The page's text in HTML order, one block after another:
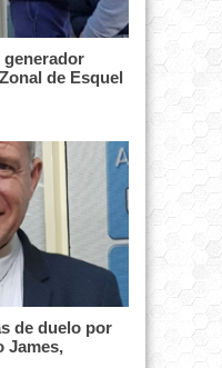
de Esquel
de duelo por
James,